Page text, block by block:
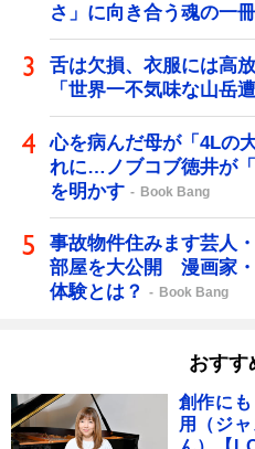
さ」に向き合う魂の一冊
舌は欠損、衣服には高
「世界一不気味な山岳
心を病んだ母が「4Lの
れに…ノブコブ徳井が
を明かす
Book Bang
事故物件住みます芸人
部屋を大公開 漫画家
体験とは？
Book Bang
おすす
創作に
用（ジ